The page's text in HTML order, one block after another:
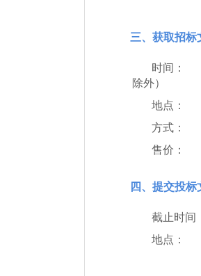
三、获取招标
时间：
除外）
地点：
方式：
售价：
四、提交投
截止时间
地点：